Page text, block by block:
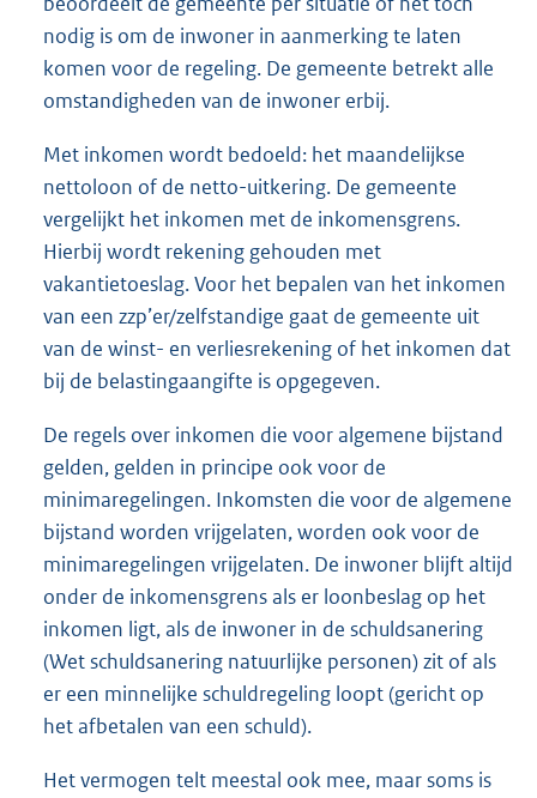
nodig is om de inwoner in aanmerking te laten
komen voor de regeling. De gemeente betrekt alle
omstandigheden van de inwoner erbij.
Met inkomen wordt bedoeld: het maandelijkse
nettoloon of de netto-uitkering. De gemeente
vergelijkt het inkomen met de inkomensgrens.
Hierbij wordt rekening gehouden met
vakantietoeslag. Voor het bepalen van het inkomen
van een zzp’er/zelfstandige gaat de gemeente uit
van de winst- en verliesrekening of het inkomen dat
bij de belastingaangifte is opgegeven.
De regels over inkomen die voor algemene bijstand
gelden, gelden in principe ook voor de
minimaregelingen. Inkomsten die voor de algemene
bijstand worden vrijgelaten, worden ook voor de
minimaregelingen vrijgelaten. De inwoner blijft altijd
onder de inkomensgrens als er loonbeslag op het
inkomen ligt, als de inwoner in de schuldsanering
(Wet schuldsanering natuurlijke personen) zit of als
er een minnelijke schuldregeling loopt (gericht op
het afbetalen van een schuld).
Het vermogen telt meestal ook mee, maar soms is